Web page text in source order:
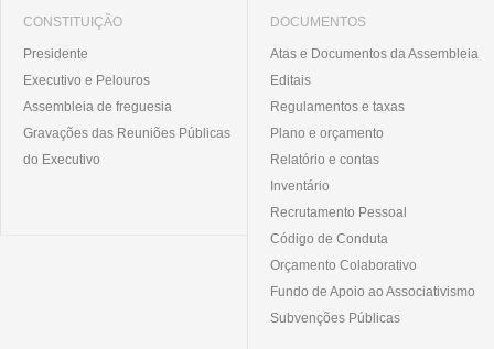
CONSTITUIÇÃO
Presidente
Executivo e Pelouros
Assembleia de freguesia
Gravações das Reuniões Públicas
do Executivo
DOCUMENTOS
Atas e Documentos da Assembleia
Editais
Regulamentos e taxas
Plano e orçamento
Relatório e contas
Inventário
Recrutamento Pessoal
Código de Conduta
Orçamento Colaborativo
Fundo de Apoio ao Associativismo
Subvenções Públicas